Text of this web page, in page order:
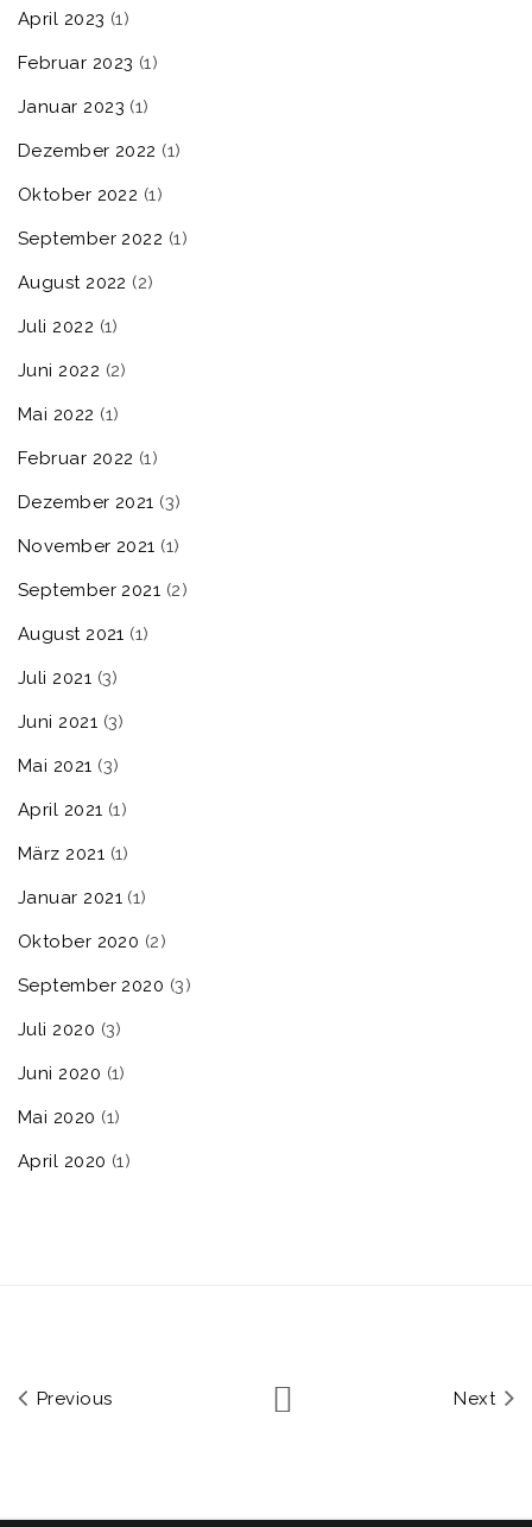
April 2023 (1)
Februar 2023 (1)
Januar 2023 (1)
Dezember 2022 (1)
Oktober 2022 (1)
September 2022 (1)
August 2022 (2)
Juli 2022 (1)
Juni 2022 (2)
Mai 2022 (1)
Februar 2022 (1)
Dezember 2021 (3)
November 2021 (1)
September 2021 (2)
August 2021 (1)
Juli 2021 (3)
Juni 2021 (3)
Mai 2021 (3)
April 2021 (1)
März 2021 (1)
Januar 2021(1)
Oktober 2020 (2)
September 2020 (3)
Juli 2020 (3)
Juni 2020 (1)
Mai 2020 (1)
April 2020 (1)
Previous Next